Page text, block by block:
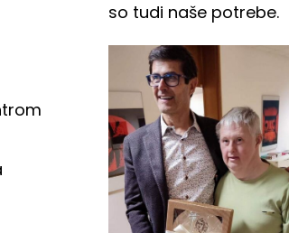
so tudi naše potrebe.